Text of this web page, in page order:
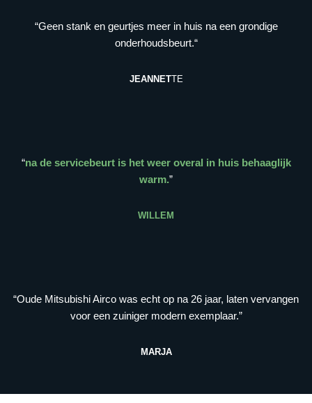
“Geen stank en geurtjes meer in huis na een grondige
onderhoudsbeurt.“
JEANNETTE
“na de servicebeurt is het weer overal in huis behaaglijk
warm.”
WILLEM
“Oude Mitsubishi Airco was echt op na 26 jaar, laten vervangen
voor een zuiniger modern exemplaar.”
MARJA